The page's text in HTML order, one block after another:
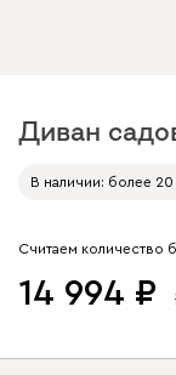
Диван
Арт. 273489
В наличии: более 20
Считаем количество
14 994